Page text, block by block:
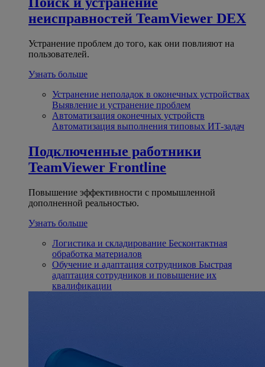
неисправностей TeamViewer DEX
Устранение проблем до того, как они повлияют на
пользователей.
Узнать больше
Устранение неполадок в оконечных устройствах
Выявление и устранение проблем
Автоматизация оконечных устройств
Автоматизация выполнения типовых ИТ-задач
Подключенные работники
TeamViewer Frontline
Повышение эффективности с промышленной
дополненной реальностью.
Узнать больше
Логистика и складирование Бесконтактная
обработка материалов
Обучение и адаптация сотрудников Быстрая
адаптация сотрудников и повышение их
квалификации